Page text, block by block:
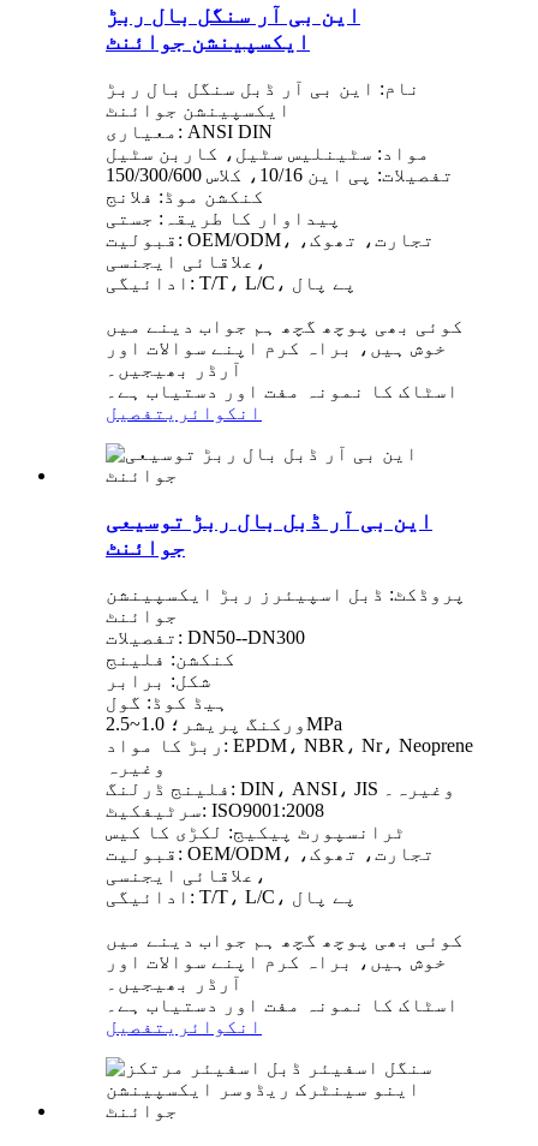
این بی آر سنگل بال ربڑ
ایکسپینشن جوائنٹ
نام: این بی آر ڈبل سنگل بال ربڑ
ایکسپینشن جوائنٹ
معیاری: ANSI DIN
مواد: سٹینلیس سٹیل، کاربن سٹیل
تفصیلات: پی این 10/16، کلاس 150/300/600
کنکشن موڈ: فلانج
پیداوار کا طریقہ: جستی
قبولیت: OEM/ODM، تجارت، تھوک،
علاقائی ایجنسی،
ادائیگی: T/T، L/C، پے پال
کوئی بھی پوچھ گچھ ہم جواب دینے میں
خوش ہیں، براہ کرم اپنے سوالات اور
آرڈر بھیجیں۔
اسٹاک کا نمونہ مفت اور دستیاب ہے۔
انکوائری تفصیل
این بی آر ڈبل بال ربڑ توسیعی
جوائنٹ
پروڈکٹ: ڈبل اسپیئرز ربڑ ایکسپینشن
جوائنٹ
تفصیلات: DN50--DN300
کنکشن: فلینج
شکل: برابر
ہیڈ کوڈ: گول
ورکنگ پریشر؛ 1.0~2.5MPa
ربڑ کا مواد: EPDM، NBR، Nr، Neoprene
وغیرہ
فلینج ڈرلنگ: DIN، ANSI، JIS وغیرہ۔
سرٹیفکیٹ: ISO9001:2008
ٹرانسپورٹ پیکیج: لکڑی کا کیس
قبولیت: OEM/ODM، تجارت، تھوک،
علاقائی ایجنسی،
ادائیگی: T/T، L/C، پے پال
کوئی بھی پوچھ گچھ ہم جواب دینے میں
خوش ہیں، براہ کرم اپنے سوالات اور
آرڈر بھیجیں۔
اسٹاک کا نمونہ مفت اور دستیاب ہے۔
انکوائری تفصیل